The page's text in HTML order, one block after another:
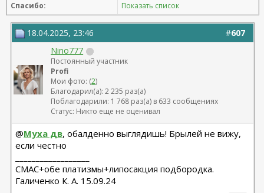
Спасибо: Показать список
#607
18.04.2025, 23:46
Nino777
Постоянный участник
Profi
Мои фото: (2)
Благодарил(а): 2 235 раз(а)
Поблагодарили: 1 768 раз(а) в 633 сообщениях
Статус: Никто еще не оценивал
@Муха дв, обалденно выглядишь! Брылей не вижу,
если честно
СМАС+обе платизмы+липосакция подбородка.
Галиченко К. А. 15.09.24